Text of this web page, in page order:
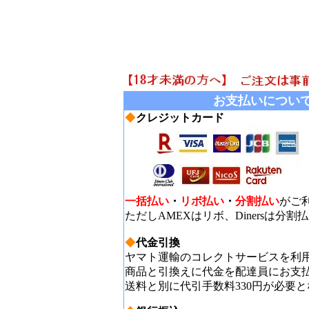
お支払いについ
◆クレジットカード
一括払い ・ リボ払い ・ 分割払いがご
ただしAMEXはリボ、Dinersは分割
◆代金引換
ヤマト運輸のコレクトサービスを利
商品と引換えに代金を配達員にお支
送料と別に代引手数料330円が必要